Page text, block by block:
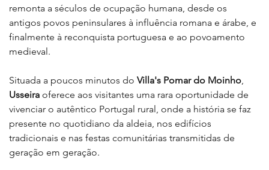
remonta a séculos de ocupação humana, desde os
antigos povos peninsulares à influência romana e árabe, e
finalmente à reconquista portuguesa e ao povoamento
medieval.
Situada a poucos minutos do Villa's Pomar do Moinho,
Usseira oferece aos visitantes uma rara oportunidade de
vivenciar o autêntico Portugal rural, onde a história se faz
presente no quotidiano da aldeia, nos edifícios
tradicionais e nas festas comunitárias transmitidas de
geração em geração.